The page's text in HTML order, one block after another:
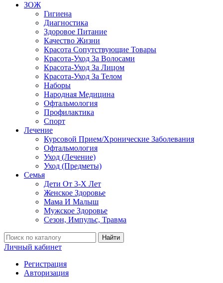
ЗОЖ
Гигиена
Диагностика
Здоровое Питание
Качество Жизни
Красота Сопутствующие Товары
Красота-Уход За Волосами
Красота-Уход За Лицом
Красота-Уход За Телом
Наборы
Народная Медицина
Офтальмология
Профилактика
Спорт
Лечение
Курсовой Прием/Хронические Заболевания
Офтальмология
Уход (Лечение)
Уход (Предметы)
Семья
Дети От 3-Х Лет
Женское Здоровье
Мама И Малыш
Мужское Здоровье
Сезон, Импульс, Травма
Найти
Личный кабинет
Регистрация
Авторизация